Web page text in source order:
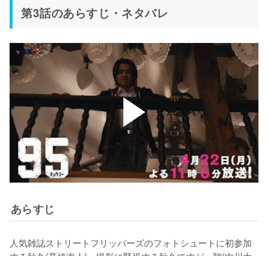
第3話のあらすじ・ネタバレ
あらすじ
人気雑誌ストリートフリッパーズのフォトシュートに初参加